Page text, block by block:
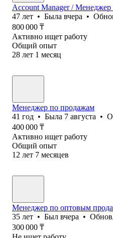
Account Manager / Менеджер
47 лет • Была вчера •
800 000 ₸
Активно ищет работу
Общий опыт
28 лет 1 месяц
Менеджер по продажам
41 год • Была 7 августа •
400 000 ₸
Активно ищет работу
Общий опыт
12 лет 7 месяцев
Менеджер по оптовым
35 лет • Был вчера •
300 000 ₸